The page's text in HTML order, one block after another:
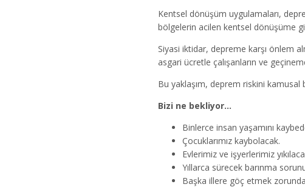
Kentsel dönüşüm uygulamaları,
bölgelerin acilen kentsel dönüşüme
Siyasi iktidar, depreme karşı önlem
asgari ücretle çalışanların ve
Bu yaklaşım, deprem riskini
Bizi ne bekliyor…
Binlerce insan yaşamını
Çocuklarımız kaybolacak.
Evlerimiz ve işyerlerimiz
Yıllarca sürecek barınma
Başka illere göç etmek